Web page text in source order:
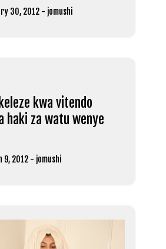
30, 2012 - jomushi
kwa vitendo
haki za watu wenye
9, 2012 - jomushi